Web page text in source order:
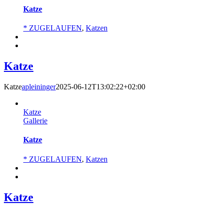
Katze
* ZUGELAUFEN, Katzen
Katze
Katzeapleininger2025-06-12T13:02:22+02:00
Katze
Gallerie
Katze
* ZUGELAUFEN, Katzen
Katze